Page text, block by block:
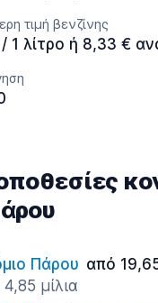
τιμή βενζίνης
1 λίτρο ή 8,33 €
Πάρου από
μίλια